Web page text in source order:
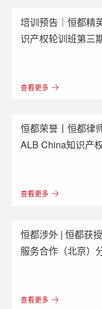
培训预告｜恒都精
识产权轮训班第
查看更多
恒都荣誉丨恒都律
ALB China知识产
查看更多
恒都涉外 | 恒都获
服务合作（北京）
查看更多